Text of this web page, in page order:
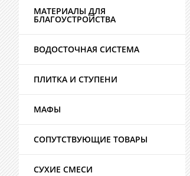
МАТЕРИАЛЫ ДЛЯ
БЛАГОУСТРОЙСТВА
ВОДОСТОЧНАЯ СИСТЕМА
ПЛИТКА И СТУПЕНИ
МАФЫ
СОПУТСТВУЮЩИЕ ТОВАРЫ
СУХИЕ СМЕСИ